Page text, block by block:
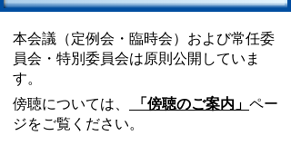
本会議（定例会・臨時会）および常任委
員会・特別委員会は原則公開していま
す。
傍聴については、
「傍聴のご案内」 ペー
ジをご覧ください。